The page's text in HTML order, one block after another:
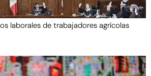
laborales de trabajadores agrícolas